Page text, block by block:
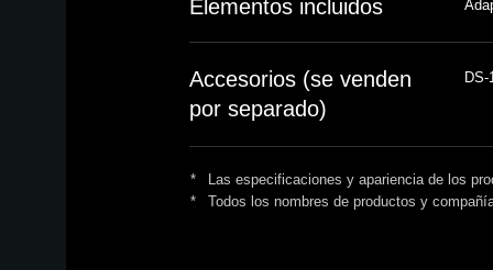
Elementos incluidos
Accesorios (se venden
por separado)
*
Las especificaciones y apariencia de los
*
Todos los nombres de productos y